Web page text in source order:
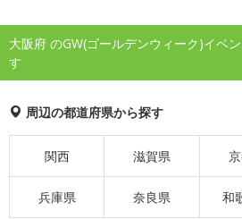
大阪府 のGW(ゴールデンウィーク)イベ
す
周辺の都道府県から探す
関西 滋賀県
兵庫県 奈良県 和